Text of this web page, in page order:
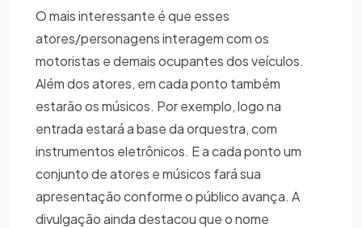
O mais interessante é que esses
atores/personagens interagem com os
motoristas e demais ocupantes dos veículos.
Além dos atores, em cada ponto também
estarão os músicos. Por exemplo, logo na
entrada estará a base da orquestra, com
instrumentos eletrônicos. E a cada ponto um
conjunto de atores e músicos fará sua
apresentação conforme o público avança. A
divulgação ainda destacou que o nome